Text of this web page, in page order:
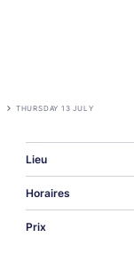
THURSDAY 13 JULY
Lieu
Horaires
Prix